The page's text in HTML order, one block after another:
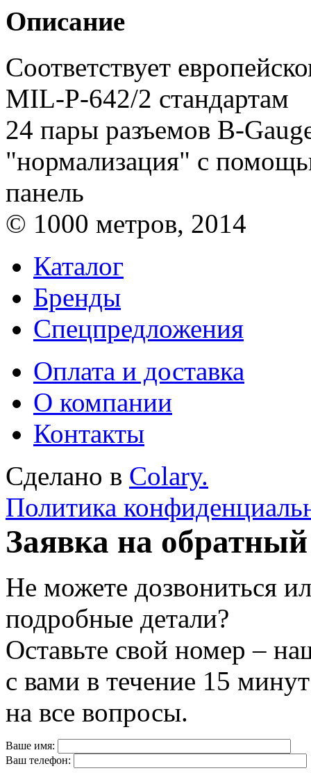
Описание
Соответствует
MIL-P-642/2 стандартам
24 пары разъемов B-
"нормализация" с
панель
© 1000 метров, 2014
Каталог
Бренды
Спецпредложения
Оплата и доставка
О компании
Контакты
Сделано в Colary.
Политика
Заявка на
Не можете дозвониться
подробные детали?
Оставьте свой номер –
с вами в течение 15
на все вопросы.
Ваше имя:
Ваш телефон: